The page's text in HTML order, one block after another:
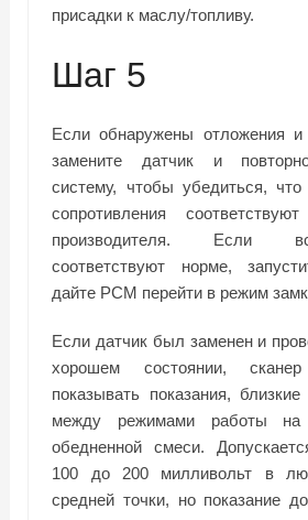
присадки к маслу/топливу.
Шаг 5
Если обнаружены отложения и
замените датчик и
систему, чтобы убедиться,
сопротивления
производителя. Если
соответствуют норме,
дайте PCM перейти в режим
Если датчик был заменен и
хорошем состоянии,
показывать показания,
между режимами работы на
обедненной смеси.
100 до 200 милливольт в
средней точки, но показание